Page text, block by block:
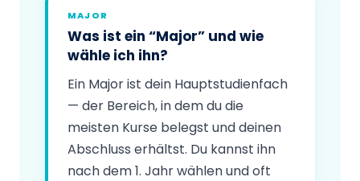
MAJOR
Was ist ein “Major” und wie
wähle ich ihn?
Ein Major ist dein Hauptstudienfach
— der Bereich, in dem du die
meisten Kurse belegst und deinen
Abschluss erhältst. Du kannst ihn
nach dem 1. Jahr wählen und oft